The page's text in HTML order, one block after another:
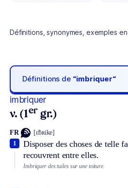
Définitions, synonymes, exemples
Définitions de “imbriquer“
imbriquer
v. (1er gr.)
FR [ɛ̃bʀike]
Disposer des choses de telle
recouvrent entre elles.
1
Imbriquer des tuiles sur une toiture.